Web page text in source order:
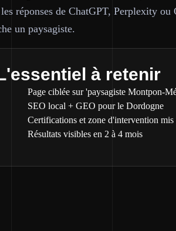
les réponses de ChatGPT, Perplexity
un paysagiste.
à retenir
Page ciblée sur 'paysagiste Montpon-
SEO local + GEO pour le Dordogne
Certifications et zone d'intervention mis
Résultats visibles en 2 à 4 mois